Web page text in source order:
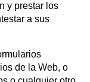
y prestar los
a sus
de la Web, o